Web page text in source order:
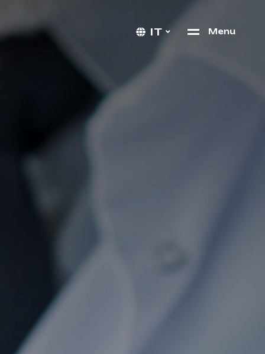
IT Menu